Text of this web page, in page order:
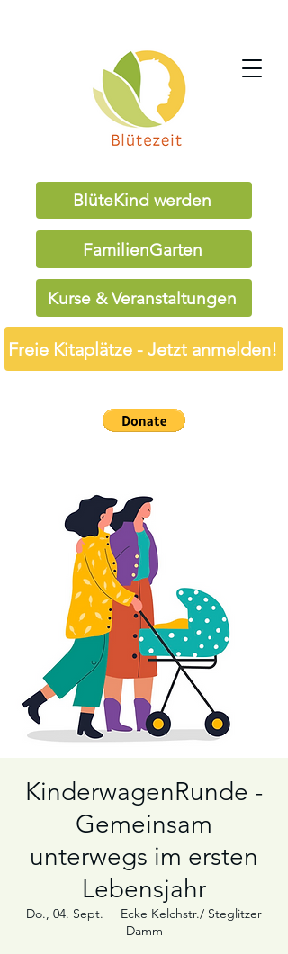
BlüteKind werden
FamilienGarten
Kurse & Veranstaltungen
Freie Kitaplätze - Jetzt anmelden!
KinderwagenRunde -
Gemeinsam
unterwegs im ersten
Lebensjahr
Do., 04. Sept.
  |
Ecke Kelchstr./ Steglitzer
Damm